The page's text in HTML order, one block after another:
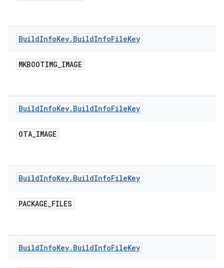
BuildInfoKey. BuildInfoFileKey
MKBOOTIMG_IMAGE
BuildInfoKey. BuildInfoFileKey
OTA_IMAGE
BuildInfoKey. BuildInfoFileKey
PACKAGE_FILES
BuildInfoKey. BuildInfoFileKey